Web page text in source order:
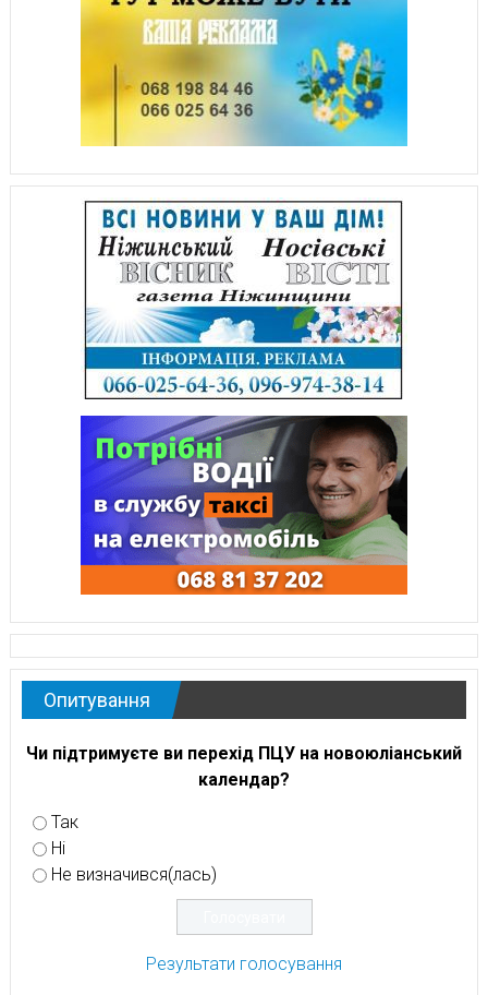
Опитування
Чи підтримуєте ви перехід ПЦУ на новоюліанський
календар?
Так
Ні
Не визначився(лась)
Результати голосування